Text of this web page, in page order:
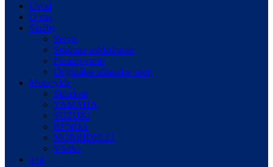
Úvod
O nás
Služby
Servis
Sezónne uskladnenie
Financovanie
Originálne náhradné diely
Motocykle
Skladom
YAMAHA
SUZUKI
BENDA
MORBIDELLI
Všetko
4×4